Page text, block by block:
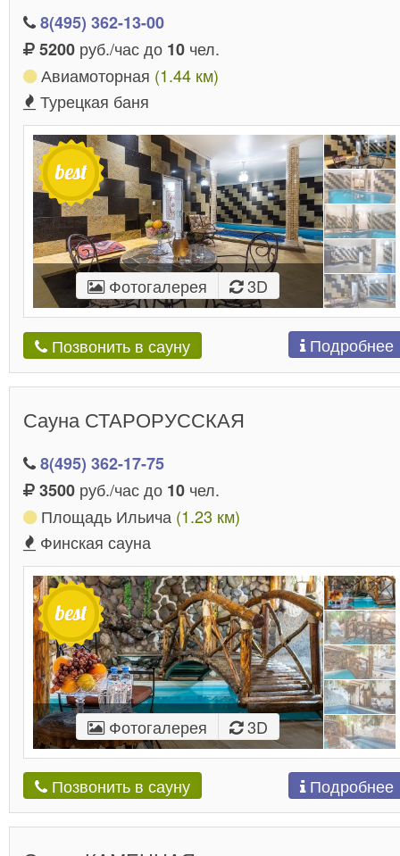
8(495) 362-13-00
5200 руб./час до 10 чел.
Авиамоторная (1.44 км)
Турецкая баня
Фотогалерея 3D
Позвонить в сауну Подробнее
Сауна СТАРОРУССКАЯ
8(495) 362-17-75
3500 руб./час до 10 чел.
Площадь Ильича (1.23 км)
Финская сауна
Фотогалерея 3D
Позвонить в сауну Подробнее